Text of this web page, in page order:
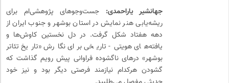
جهانشیر یاراحمدی: جست‌وجوهای پژوهشی‌ام برای
ریشه‌یابی هنر نمایش در استان بوشهر و جنوب ایران از
دهه‌ هفتاد شکل گرفت. در دل نخستین کاوش‌ها و
یافته‌های هویتی‌- ‌تاریخی برای نگارش «تاریخ تئاتر
بوشهر» درهای ناگشوده‌ فراوانی پیش رویم گذاشت که
گشودن هرکدام نیازمند فرصتی دیگر بود و نیز خود